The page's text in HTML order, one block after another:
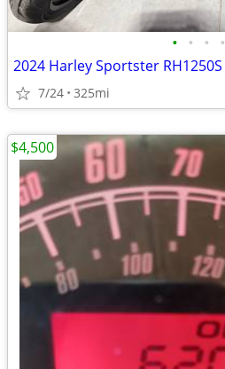
• • • •
2024 Harley Sportster RH1250S
7/24 325mi
$4,500